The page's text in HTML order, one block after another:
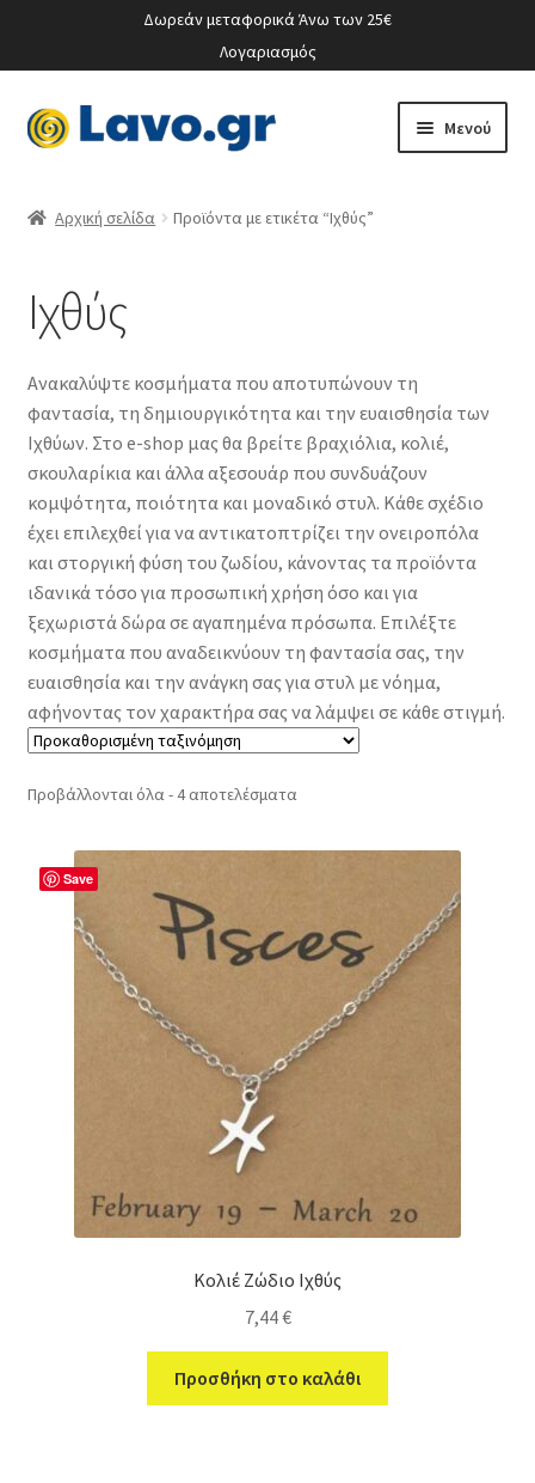
Δωρεάν μεταφορικά Άνω των 25€
Λογαριασμός
Απευθείας
μετάβαση
πλοήγηση
Μετάβαση
σε
Μενού
Αρχική σελίδα Προϊόντα με ετικέτα “Ιχθύς”
Ιχθύς
Ανακαλύψτε κοσμήματα που αποτυπώνουν τη
φαντασία, τη δημιουργικότητα και την ευαισθησία των
Ιχθύων. Στο e-shop μας θα βρείτε βραχιόλια, κολιέ,
σκουλαρίκια και άλλα αξεσουάρ που συνδυάζουν
κομψότητα, ποιότητα και μοναδικό στυλ. Κάθε σχέδιο
έχει επιλεχθεί για να αντικατοπτρίζει την ονειροπόλα
και στοργική φύση του ζωδίου, κάνοντας τα προϊόντα
ιδανικά τόσο για προσωπική χρήση όσο και για
ξεχωριστά δώρα σε αγαπημένα πρόσωπα. Επιλέξτε
κοσμήματα που αναδεικνύουν τη φαντασία σας, την
ευαισθησία και την ανάγκη σας για στυλ με νόημα,
αφήνοντας τον χαρακτήρα σας να λάμψει σε κάθε στιγμή.
Προβάλλονται όλα - 4 αποτελέσματα
Save
Κολιέ Ζώδιο Ιχθύς
7,44€
Προσθήκη στο καλάθι